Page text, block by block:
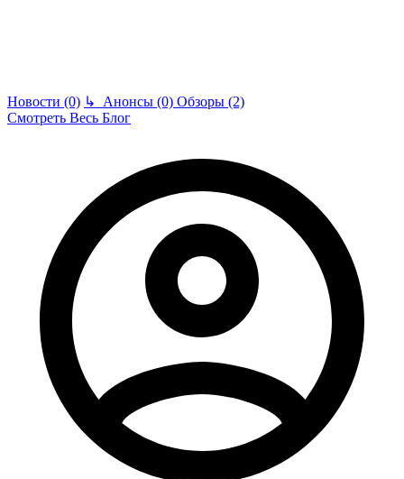
Новости (0) ↳ Анонсы (0) Обзоры (2)
Смотреть Весь Блог